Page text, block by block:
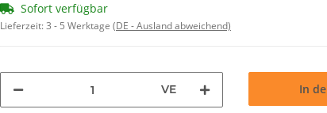
Sofort verfügbar
Lieferzeit:3 - 5 Werktage (DE - Ausland abweichend)
VE In